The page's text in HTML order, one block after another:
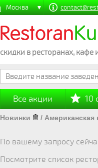
Москва
Restoran
скидки в ресторанах,
Все акции 10
Новинки / Американская
По вашему запросу
Посмотрите список